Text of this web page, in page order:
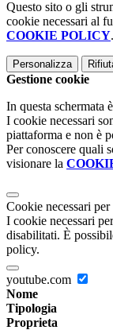
Questo sito o gli
cookie necessari al
COOKIE POLICY.
Personalizza
Gestione cookie
In questa schermata
I cookie necessari
piattaforma e non è
Per conoscere quali
visionare la
Cookie necessari
I cookie necessari
disabilitati. È
policy.
youtube.com
Nome
Tipologia
Proprieta